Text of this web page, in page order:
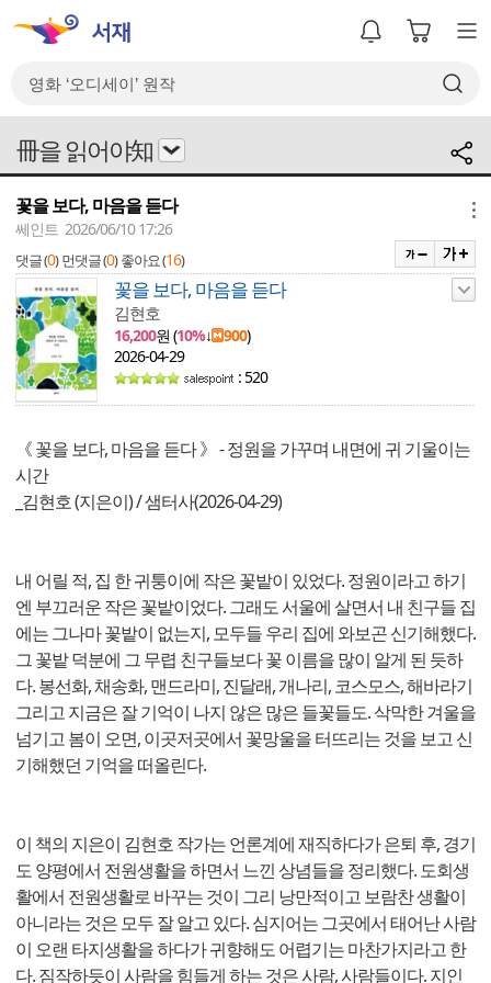
冊을 읽어야知
꽃을 보다, 마음을 듣다
쎄인트 2026/06/10 17:26
댓글 (0) 먼댓글 (0) 좋아요 (16)
꽃을 보다, 마음을 듣다
김현호
16,200원 (10%↓ 900)
2026-04-29
: 520
《 꽃을 보다, 마음을 듣다 》 - 정원을 가꾸며 내면에 귀 기울이는
시간
_김현호 (지은이) / 샘터사(2026-04-29)
내 어릴 적, 집 한 귀퉁이에 작은 꽃밭이 있었다. 정원이라고 하기
엔 부끄러운 작은 꽃밭이었다. 그래도 서울에 살면서 내 친구들 집
에는 그나마 꽃밭이 없는지, 모두들 우리 집에 와보곤 신기해했다.
그 꽃밭 덕분에 그 무렵 친구들보다 꽃 이름을 많이 알게 된 듯하
다. 봉선화, 채송화, 맨드라미, 진달래, 개나리, 코스모스, 해바라기
그리고 지금은 잘 기억이 나지 않은 많은 들꽃들도. 삭막한 겨울을
넘기고 봄이 오면, 이곳저곳에서 꽃망울을 터뜨리는 것을 보고 신
기해했던 기억을 떠올린다.
이 책의 지은이 김현호 작가는 언론계에 재직하다가 은퇴 후, 경기
도 양평에서 전원생활을 하면서 느낀 상념들을 정리했다. 도회생
활에서 전원생활로 바꾸는 것이 그리 낭만적이고 보람찬 생활이
아니라는 것은 모두 잘 알고 있다. 심지어는 그곳에서 태어난 사람
이 오랜 타지생활을 하다가 귀향해도 어렵기는 마찬가지라고 한
다. 짐작하듯이 사람을 힘들게 하는 것은 사람, 사람들이다. 지인